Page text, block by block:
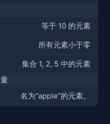
等于 10 的元素
所有元素小于零
集合 1, 2, 5 中的元素
名为“apple”的元素。